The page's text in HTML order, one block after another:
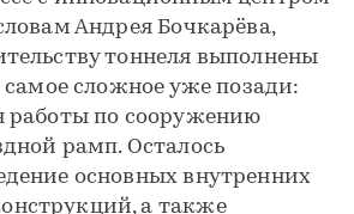
Андрея Бочкарёва,
тоннеля выполнены
самое сложное уже позади:
работы по сооружению
рамп. Осталось
основных внутренних
а также